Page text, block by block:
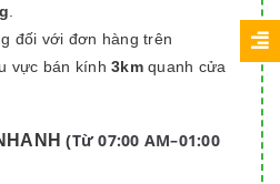
đối với đơn hàng trên
vực bán kính 3kmquanh cửa
(Từ 07:00 AM–01:00